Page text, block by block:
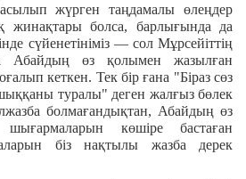
жүрген таңдамалы өлеңдер
жинақтары болса, барлығында да
сүйенетініміз — сол Мұрсейіттің
Абайдың өз қолымен жазылған
кеткен. Тек бір ғана "Біраз сөз
туралы" деген жалғыз бөлек
болмағандықтан, Абайдың өз
көшіре бастаған
біз нақтылы жазба дерек